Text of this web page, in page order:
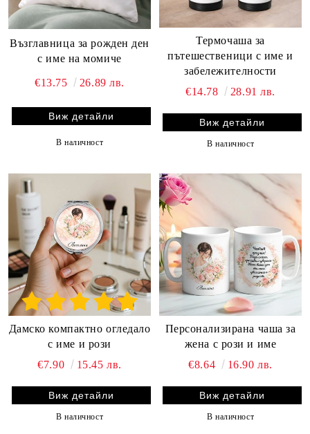
Възглавница за рожден ден
с име на момиче
€13.75 26.89 лв.
Виж детайли
В наличност
Термочаша за
пътешественици с име и
забележителности
€14.78
28.91 лв.
Виж детайли
В наличност
Дамско компактно огледало
с име и рози
€7.90
15.45 лв.
Виж детайли
В наличност
Персонализирана чаша за
жена с рози и име
€8.64
16.90 лв.
Виж детайли
В наличност